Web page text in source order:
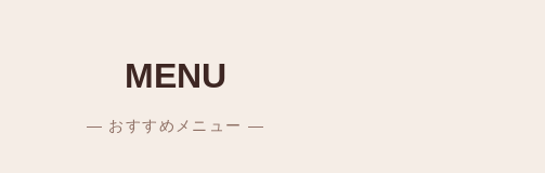
MENU
— おすすめメニュー —